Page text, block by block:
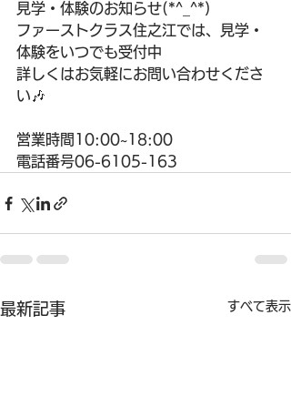
見学・体験のお知らせ(*^_^*)
ファーストクラス住之江では、見学・
体験をいつでも受付中
詳しくはお気軽にお問い合わせくださ
い🎶
営業時間10:00~18:00
電話番号06-6105-163
最新記事 すべて表示